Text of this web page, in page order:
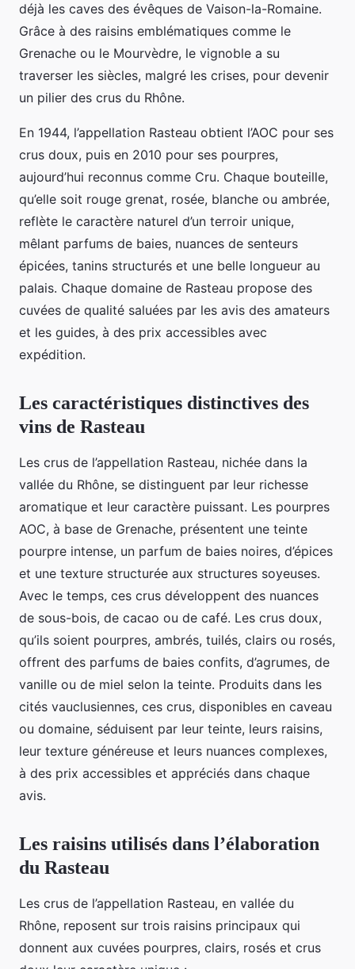
déjà les caves des évêques de Vaison-la-Romaine.
Grâce à des raisins emblématiques comme le
Grenache ou le Mourvèdre, le vignoble a su
traverser les siècles, malgré les crises, pour devenir
un pilier des crus du Rhône.
En 1944, l’appellation Rasteau obtient l’AOC pour ses
crus doux, puis en 2010 pour ses pourpres,
aujourd’hui reconnus comme Cru. Chaque bouteille,
qu’elle soit rouge grenat, rosée, blanche ou ambrée,
reflète le caractère naturel d’un terroir unique,
mêlant parfums de baies, nuances de senteurs
épicées, tanins structurés et une belle longueur au
palais. Chaque domaine de Rasteau propose des
cuvées de qualité saluées par les avis des amateurs
et les guides, à des prix accessibles avec
expédition.
Les caractéristiques distinctives des
vins de Rasteau
Les crus de l’appellation Rasteau, nichée dans la
vallée du Rhône, se distinguent par leur richesse
aromatique et leur caractère puissant. Les pourpres
AOC, à base de Grenache, présentent une teinte
pourpre intense, un parfum de baies noires, d’épices
et une texture structurée aux structures soyeuses.
Avec le temps, ces crus développent des nuances
de sous-bois, de cacao ou de café. Les crus doux,
qu’ils soient pourpres, ambrés, tuilés, clairs ou rosés,
offrent des parfums de baies confits, d’agrumes, de
vanille ou de miel selon la teinte. Produits dans les
cités vauclusiennes, ces crus, disponibles en caveau
ou domaine, séduisent par leur teinte, leurs raisins,
leur texture généreuse et leurs nuances complexes,
à des prix accessibles et appréciés dans chaque
avis.
Les raisins utilisés dans l’élaboration
du Rasteau
Les crus de l’appellation Rasteau, en vallée du
Rhône, reposent sur trois raisins principaux qui
donnent aux cuvées pourpres, clairs, rosés et crus